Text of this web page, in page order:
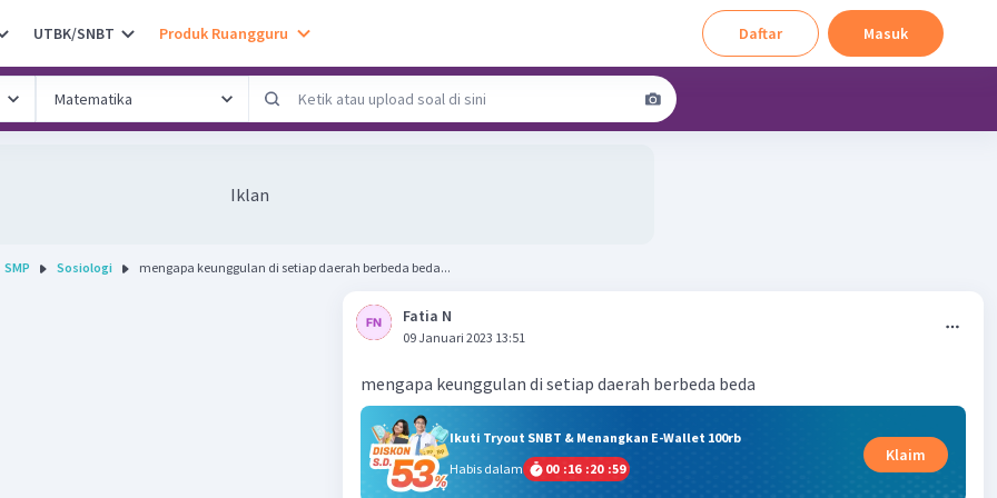
UTBK/SNBT Produk Ruangguru Daftar Masuk
Iklan
SMP Sosiologi mengapa keunggulan di setiap daerah berbeda beda...
Fatia N
09 Januari 2023 13:51
Ikuti Tryout SNBT & Menangkan E-Wallet 100rb
Habis dalam
00 :16 :20 :58
Klaim